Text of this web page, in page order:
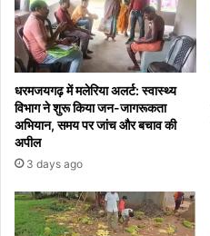
धरमजयगढ़ में मलेरिया अलर्ट: स्वास्थ्य
विभाग ने शुरू किया जन-जागरूकता
अभियान, समय पर जांच और बचाव की
अपील
3 days ago